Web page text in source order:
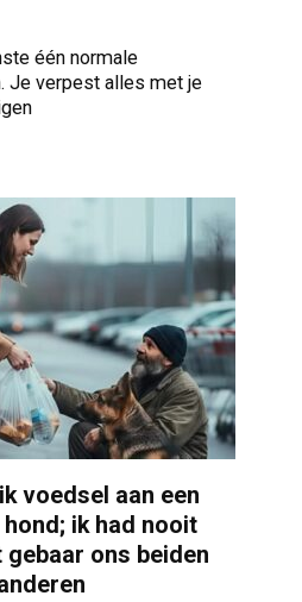
één normale
Je verpest alles met je
voedsel aan een
ik had nooit
ons beiden